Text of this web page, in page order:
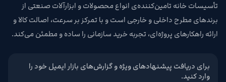
تأسیسات خانه تامین‌کننده‌ی انواع محصولات و ابزارآلات صنعتی از
برندهای مطرح داخلی و خارجی است و با تمرکز بر سرعت، اصالت کالا و
ارائه راهکارهای پروژه‌ای، تجربه خرید سازمانی را ساده و مطمئن می‌کند.
برای دریافت پیشنهادهای ویژه و گزارش‌های بازار ایمیل خود را
وارد کنید.